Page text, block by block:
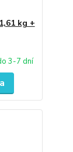
kg +
3-7 dní